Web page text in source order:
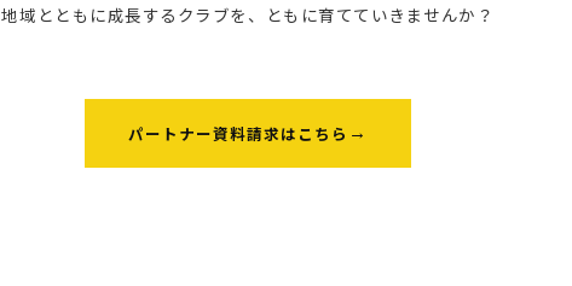
地域とともに成長するクラブを、ともに育てていきませんか？
パートナー資料請求はこちら